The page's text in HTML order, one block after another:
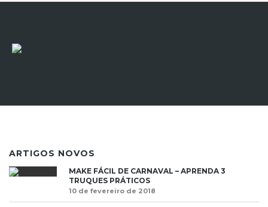
ARTIGOS NOVOS
MAKE FÁCIL DE CARNAVAL – APRENDA 3
TRUQUES PRÁTICOS
10 de fevereiro de 2018